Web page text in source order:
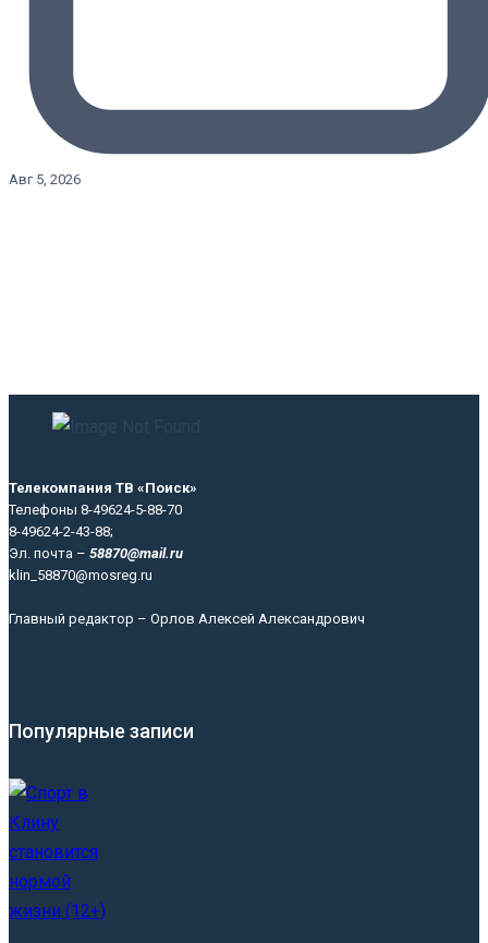
Авг 5, 2026
Телекомпания ТВ «Поиск»
Телефоны 8-49624-5-88-70
8-49624-2-43-88;
Эл. почта – 58870@mail.ru
klin_58870@mosreg.ru
Главный редактор – Орлов Алексей Александрович
Популярные записи